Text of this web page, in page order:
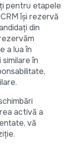
pentru etapele
își rezervă
din
a lua în
în
activă a
vă